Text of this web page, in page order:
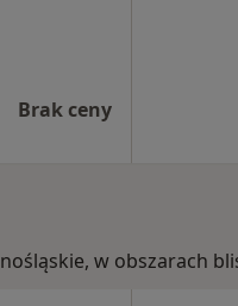
Brak ceny
w obszarach